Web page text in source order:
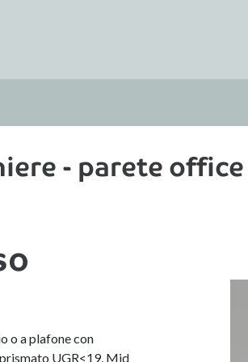
- parete office
o a plafone con
UGR<19, Mid